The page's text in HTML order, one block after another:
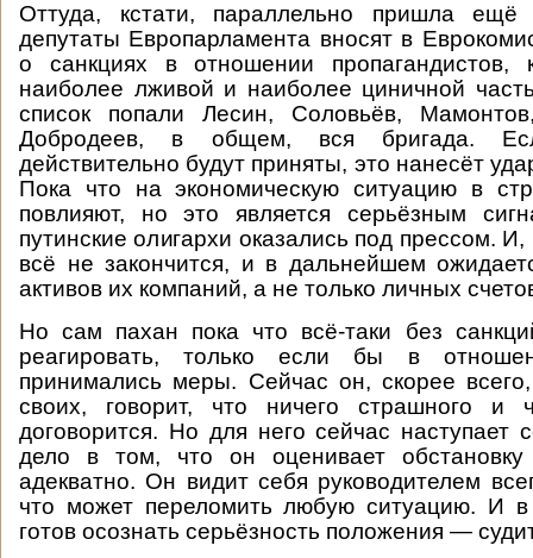
Оттуда, кстати, параллельно пришла
депутаты Европарламента вносят в
о санкциях в отношении пропагандистов,
наиболее лживой и наиболее циничной
список попали Лесин, Соловьёв,
Добродеев, в общем, вся бригада.
действительно будут приняты, это нанесёт
Пока что на экономическую ситуацию в
повлияют, но это является серьёзным
путинские олигархи оказались под прессом.
всё не закончится, и в дальнейшем
активов их компаний, а не только личных
Но сам пахан пока что всё-таки без
реагировать, только если бы в
принимались меры. Сейчас он, скорее всего,
своих, говорит, что ничего страшного
договорится. Но для него сейчас наступает
дело в том, что он оценивает
адекватно. Он видит себя руководителем
что может переломить любую ситуацию. И в
готов осознать серьёзность положения —